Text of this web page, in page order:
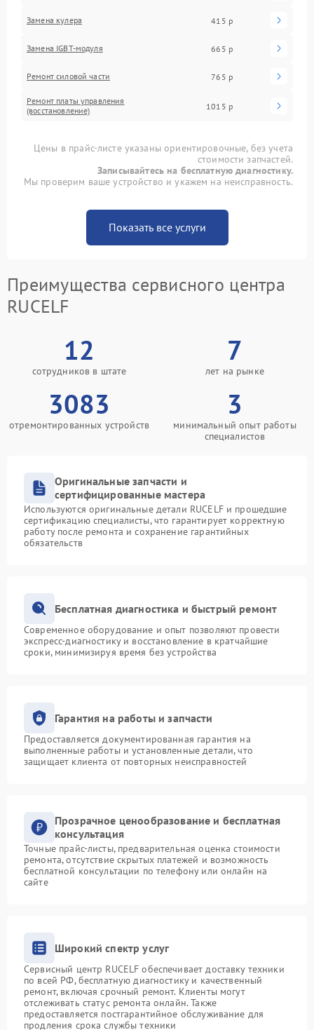
Замена кулера 415 р
Замена IGBT-модуля 665 р
Ремонт силовой части 765 р
Ремонт платы управления
(восстановление)
1015 р
Цены в прайс-листе указаны ориентировочные, без учета
стоимости запчастей.
Записывайтесь на бесплатную диагностику.
Мы проверим ваше устройство и укажем на неисправность.
Показать все услуги
Преимущества сервисного центра
RUCELF
12
сотрудников в штате
7
лет на рынке
3083
отремонтированных устройств
3
минимальный опыт работы
специалистов
Оригинальные запчасти и
сертифицированные мастера
Используются оригинальные детали RUCELF и прошедшие
сертификацию специалисты, что гарантирует корректную
работу после ремонта и сохранение гарантийных
обязательств
Бесплатная диагностика и быстрый ремонт
Современное оборудование и опыт позволяют провести
экспресс-диагностику и восстановление в кратчайшие
сроки, минимизируя время без устройства
Гарантия на работы и запчасти
Предоставляется документированная гарантия на
выполненные работы и установленные детали, что
защищает клиента от повторных неисправностей
Прозрачное ценообразование и бесплатная
консультация
Точные прайс-листы, предварительная оценка стоимости
ремонта, отсутствие скрытых платежей и возможность
бесплатной консультации по телефону или онлайн на
сайте
Широкий спектр услуг
Сервисный центр RUCELF обеспечивает доставку техники
по всей РФ, бесплатную диагностику и качественный
ремонт, включая срочный ремонт. Клиенты могут
отслеживать статус ремонта онлайн. Также
предоставляется постгарантийное обслуживание для
продления срока службы техники